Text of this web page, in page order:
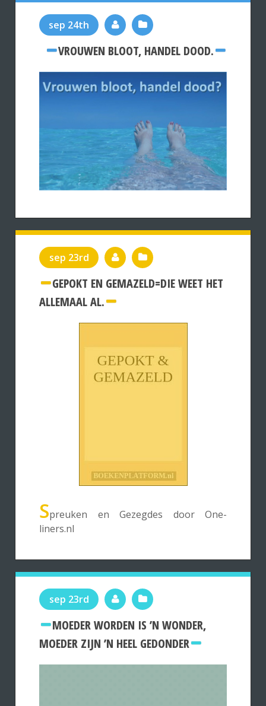
sep 24th
VROUWEN BLOOT, HANDEL DOOD.
sep 23rd
GEPOKT EN GEMAZELD=DIE WEET HET
ALLEMAAL AL.
Spreuken en Gezegdes door One-
liners.nl
sep 23rd
MOEDER WORDEN IS ’N WONDER,
MOEDER ZIJN ’N HEEL GEDONDER